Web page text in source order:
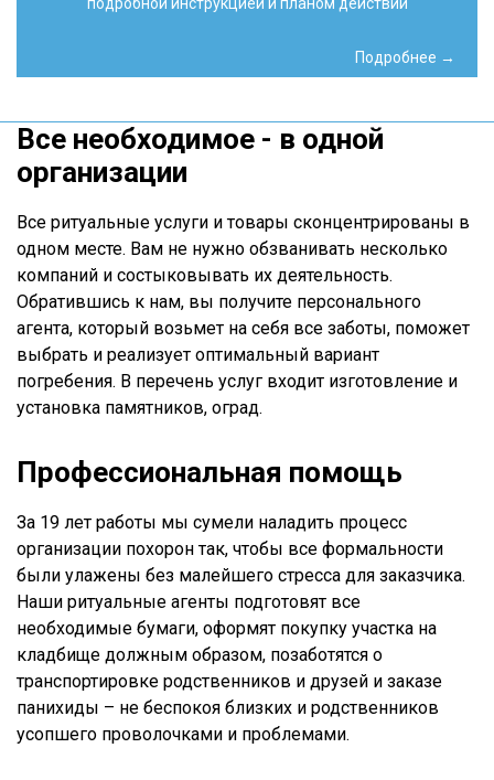
Подробнее →
Все необходимое - в одной
организации
Все ритуальные услуги и товары сконцентрированы в
одном месте. Вам не нужно обзванивать несколько
компаний и состыковывать их деятельность.
Обратившись к нам, вы получите персонального
агента, который возьмет на себя все заботы, поможет
выбрать и реализует оптимальный вариант
погребения. В перечень услуг входит изготовление и
установка памятников, оград.
Профессиональная помощь
За 19 лет работы мы сумели наладить процесс
организации похорон так, чтобы все формальности
были улажены без малейшего стресса для заказчика.
Наши ритуальные агенты подготовят все
необходимые бумаги, оформят покупку участка на
кладбище должным образом, позаботятся о
транспортировке родственников и друзей и заказе
панихиды – не беспокоя близких и родственников
усопшего проволочками и проблемами.